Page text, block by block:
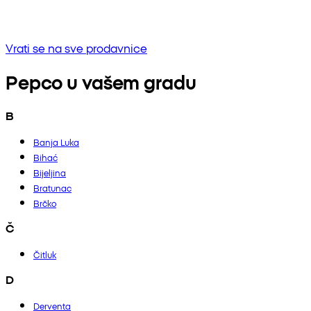
Vrati se na sve prodavnice
Pepco u vašem gradu
B
Banja Luka
Bihać
Bijeljina
Bratunac
Brčko
Č
Čitluk
D
Derventa